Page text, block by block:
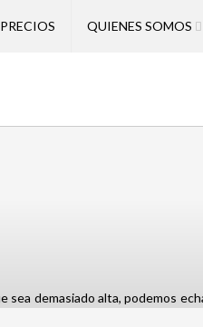
PRECIOS QUIENES SOMOS
sea demasiado alta, podemos